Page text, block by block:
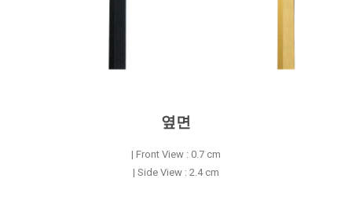
옆면
| Front View : 0.7 cm
| Side View : 2.4 cm